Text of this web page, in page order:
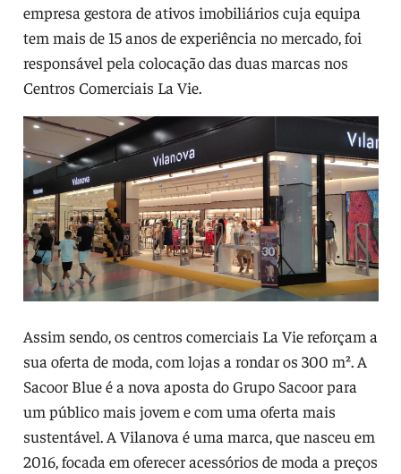
empresa gestora de ativos imobiliários cuja equipa
tem mais de 15 anos de experiência no mercado, foi
responsável pela colocação das duas marcas nos
Centros Comerciais La Vie.
Assim sendo, os centros comerciais La Vie reforçam a
sua oferta de moda, com lojas a rondar os 300 m². A
Sacoor Blue é a nova aposta do Grupo Sacoor para
um público mais jovem e com uma oferta mais
sustentável. A Vilanova é uma marca, que nasceu em
2016, focada em oferecer acessórios de moda a preços